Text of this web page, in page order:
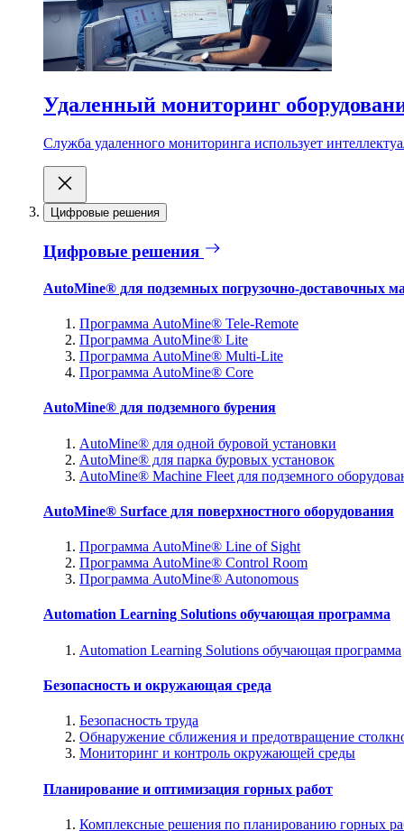
Удаленный мониторинг
Служба удаленного мониторинга использует
Цифровые решения
Цифровые решения
AutoMine® для подземных погрузочно-доставочных
Программа AutoMine® Tele-Remote
Программа AutoMine® Lite
Программа AutoMine® Multi-Lite
Программа AutoMine® Core
AutoMine® для подземного бурения
AutoMine® для одной буровой установки
AutoMine® для парка буровых установок
AutoMine® Machine Fleet для подземного
AutoMine® Surface для поверхностного оборудования
Программа AutoMine® Line of Sight
Программа AutoMine® Control Room
Программа AutoMine® Autonomous
Automation Learning Solutions обучающая программа
Automation Learning Solutions обучающая программа
Безопасность и окружающая среда
Безопасность труда
Обнаружение сближения и предотвращение
Мониторинг и контроль окружающей среды
Планирование и оптимизация горных работ
Комплексные решения по планированию горных